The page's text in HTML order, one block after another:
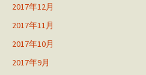
2017年12月
2017年11月
2017年10月
2017年9月